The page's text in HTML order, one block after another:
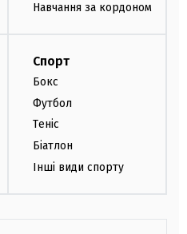
Навчання за кордоном
Спорт
Бокс
Футбол
Теніс
Біатлон
Інші види спорту